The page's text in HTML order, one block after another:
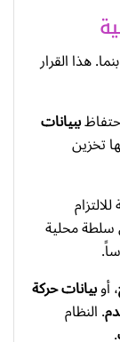
هذا القرار
ببيانات
تخزين
سلطة محلية
، أوبياناتحركة
. النظام
.